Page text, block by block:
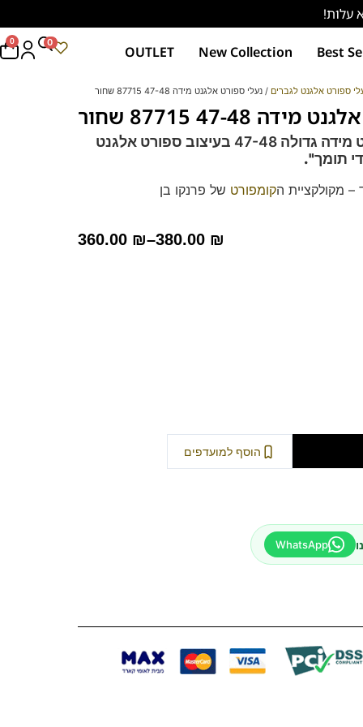
Best
New Collection
OUTLET
0 0
ספורט אלגנט לגברים / נעלי ספורט אלגנט מידה 47-48 87715 שחור
47-48 87715 שחור
נעלי עור קומפורט מידה גדולה 47-48 בעיצוב ספורט אלגנט
תומך".
– מקולקציית הקומפורט של פרנקו בן
ואיכותי.
360.00 ₪–380.00 ₪
הוסף למועדפים
WhatsApp